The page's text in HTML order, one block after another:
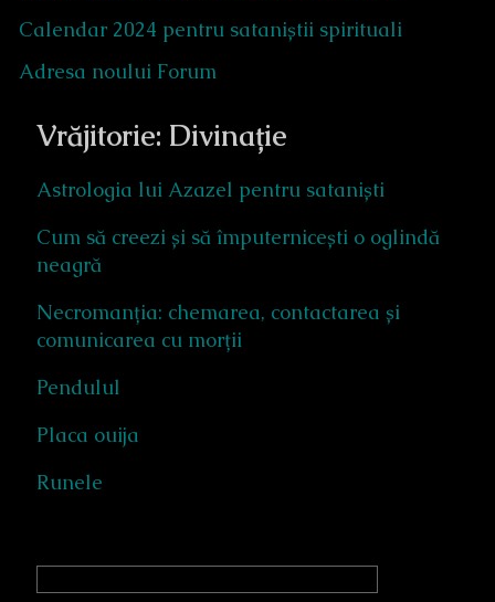
Calendar 2024 pentru sataniștii spirituali
Adresa noului Forum
Vrăjitorie: Divinație
Astrologia lui Azazel pentru sataniști
Cum să creezi și să împuternicești o oglindă
neagră
Necromanția: chemarea, contactarea și
comunicarea cu morții
Pendulul
Placa ouija
Runele
Primary